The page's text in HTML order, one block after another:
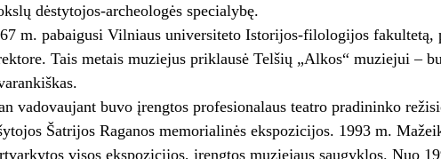
dėstytojos-archeologės specialybę.
m. pabaigusi Vilniaus universiteto Istorijos-filologijos
Tais metais muziejus priklausė Telšių „Alkos“ muziejui –
vadovaujant buvo įrengtos profesionalaus teatro pradininko
Šatrijos Raganos memorialinės ekspozicijos. 1993 m.
visos ekspozicijos, įrengtos muziejaus saugyklos. Nuo